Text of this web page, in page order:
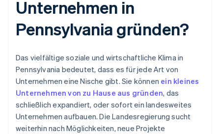
Unternehmen in
Pennsylvania gründen?
Das vielfältige soziale und wirtschaftliche Klima in
Pennsylvania bedeutet, dass es für jede Art von
Unternehmen eine Nische gibt. Sie können ein kleines
Unternehmen von zu Hause aus gründen, das
schließlich expandiert, oder sofort ein landesweites
Unternehmen aufbauen. Die Landesregierung sucht
weiterhin nach Möglichkeiten, neue Projekte